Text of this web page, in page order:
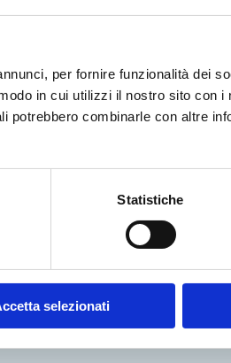
per fornire funzionalità dei
in cui utilizzi il nostro sito con
potrebbero combinarle con altre
Statistiche
selezionati